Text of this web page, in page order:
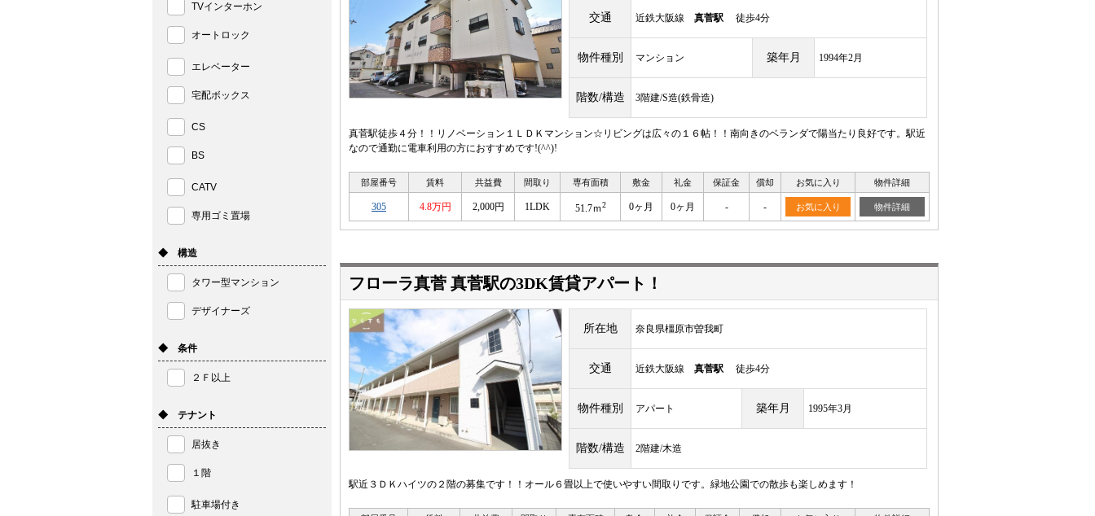
交通 近鉄大阪線 真菅駅 徒歩4分
物件種別 マンション 築年月 1994年2月
階数/構造 3階建/S造(鉄骨造)
真菅駅徒歩４分！！リノベーション１ＬＤＫマンション☆リビングは広々の１６帖！！南向きのベランダで陽当たり良好です。駅近
なので通勤に電車利用の方におすすめです!(^^)!
部屋番号 賃料 共益費 間取り 専有面積 敷金 礼金 保証金 償却 お気に入り 物件詳細
305 4.8万円 2,000円 1LDK 51.7ｍ2 0ヶ月 0ヶ月 - - お気に入り 物件詳細
フローラ真菅 真菅駅の3DK賃貸アパート！
所在地 奈良県橿原市曽我町
交通 近鉄大阪線 真菅駅 徒歩4分
物件種別 アパート 築年月 1995年3月
階数/構造 2階建/木造
駅近３ＤＫハイツの２階の募集です！！オール６畳以上で使いやすい間取りです。緑地公園での散歩も楽しめます！
TVインターホン
オートロック
エレベーター
宅配ボックス
CS
BS
CATV
専用ゴミ置場
◆ 構造
タワー型マンション
デザイナーズ
◆ 条件
２Ｆ以上
◆ テナント
居抜き
１階
駐車場付き